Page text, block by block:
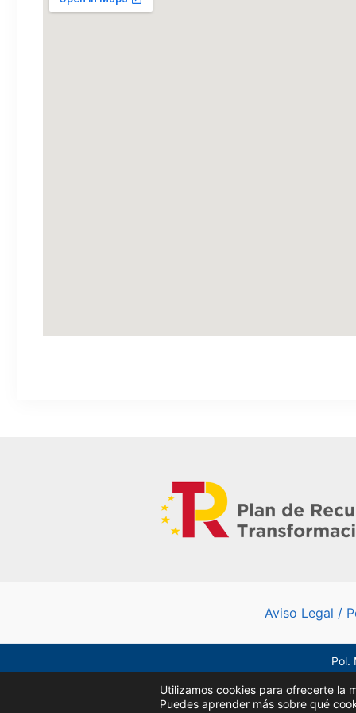
Aviso Legal /
Pol.
Utilizamos cookies para ofrecerte la
Puedes aprender más sobre qué